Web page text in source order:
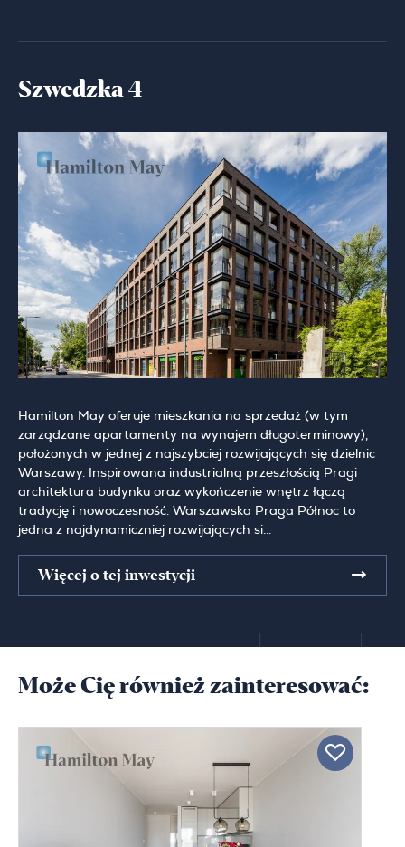
Szwedzka 4
Hamilton May oferuje mieszkania na sprzedaż (w tym
zarządzane apartamenty na wynajem długoterminowy),
położonych w jednej z najszybciej rozwijających się dzielnic
Warszawy. Inspirowana industrialną przeszłością Pragi
architektura budynku oraz wykończenie wnętrz łączą
tradycję i nowoczesność. Warszawska Praga Północ to
jedna z najdynamiczniej rozwijających si...
Więcej o tej inwestycji
Może Cię również zainteresować: